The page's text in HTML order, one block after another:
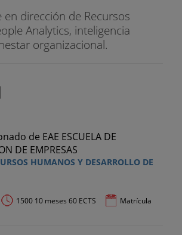
en dirección de Recursos
Analytics, inteligencia
organizacional.
HUMANOS Y DESARROLLO DE
1500 10 meses 60 ECTS
Matrícula